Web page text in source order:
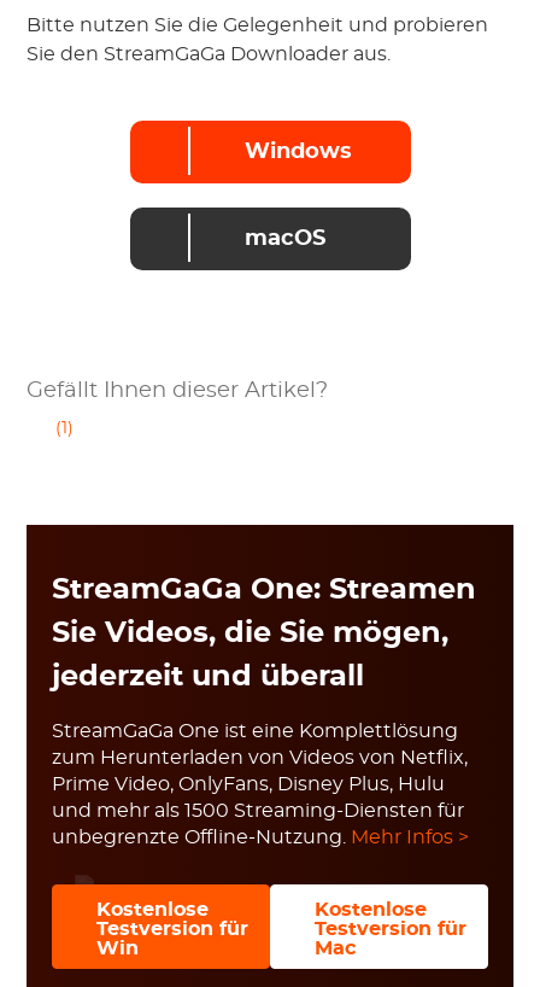
Bitte nutzen Sie die Gelegenheit und probieren
Sie den StreamGaGa Downloader aus.
Windows
macOS
Gefällt Ihnen dieser Artikel?
(1)
StreamGaGa One: Streamen
Sie Videos, die Sie mögen,
jederzeit und überall
StreamGaGa One ist eine Komplettlösung
zum Herunterladen von Videos von Netflix,
Prime Video, OnlyFans, Disney Plus, Hulu
und mehr als 1500 Streaming-Diensten für
unbegrenzte Offline-Nutzung. Mehr Infos >
Kostenlose
Testversion für
Win
Kostenlose
Testversion für
Mac